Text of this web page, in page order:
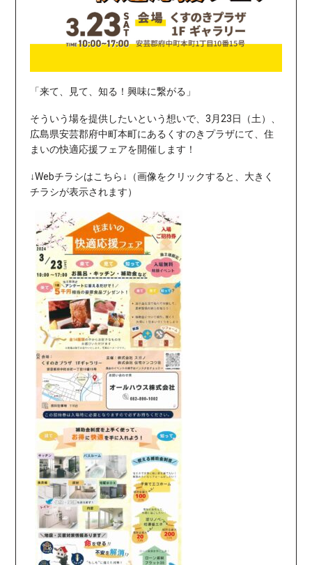
「来て、見て、知る！興味に繋がる」
そういう場を提供したいという想いで、3月23日（土）、
広島県安芸郡府中町本町にあるくすのきプラザにて、住
まいの快適応援フェアを開催します！
↓Webチラシはこちら↓（画像をクリックすると、大きく
チラシが表示されます）